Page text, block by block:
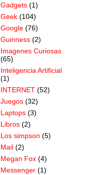
Gadgets (1)
Geek (104)
Google (76)
Guinness (2)
Imagenes Curiosas
(65)
Inteligencia Artificial
(1)
INTERNET (52)
Juegos (32)
Laptops (3)
Libros (2)
Los simpson (5)
Mail (2)
Megan Fox (4)
Messenger (1)